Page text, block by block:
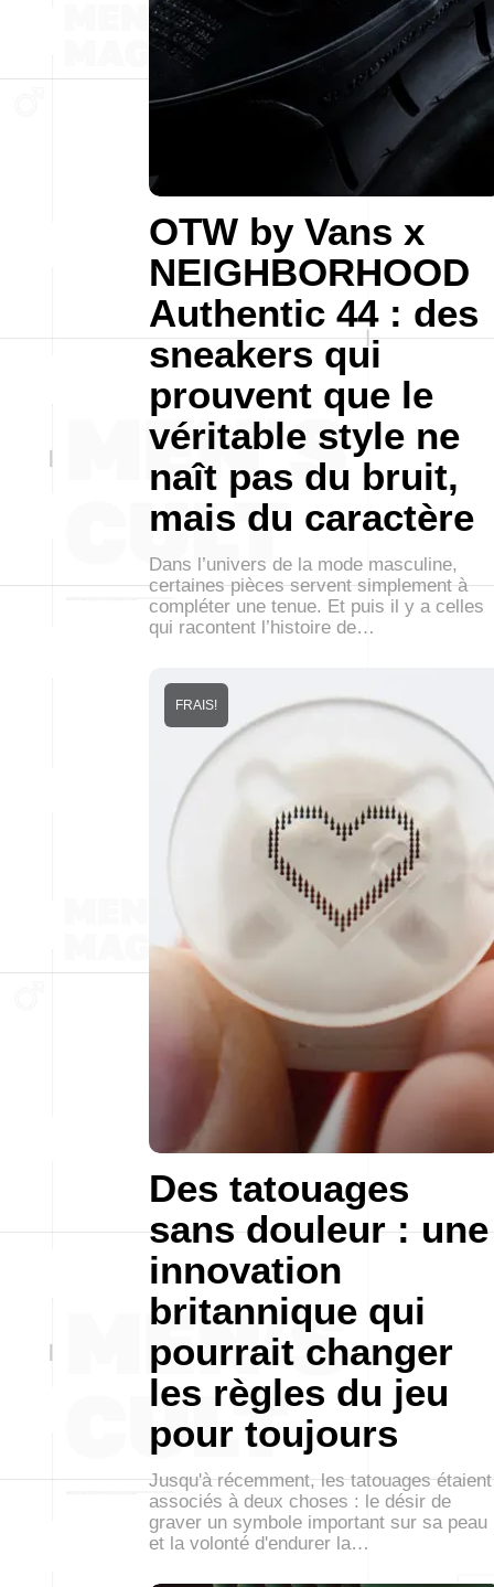
OTW by Vans x
NEIGHBORHOOD
Authentic 44 : des
sneakers qui
prouvent que le
véritable style ne
naît pas du bruit,
mais du caractère
Dans l’univers de la mode masculine,
certaines pièces servent simplement à
compléter une tenue. Et puis il y a celles
qui racontent l’histoire de…
Des tatouages
sans douleur : une
innovation
britannique qui
pourrait changer
les règles du jeu
pour toujours
FRAIS!
Jusqu'à récemment, les tatouages étaient
associés à deux choses : le désir de
graver un symbole important sur sa peau
et la volonté d'endurer la…